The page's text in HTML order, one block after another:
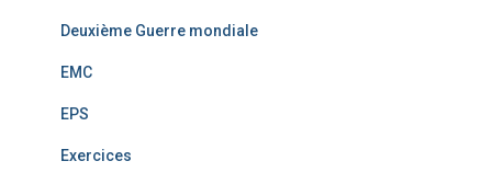
Deuxième Guerre mondiale
EMC
EPS
Exercices